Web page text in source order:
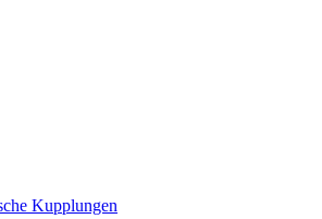
Kupplungen